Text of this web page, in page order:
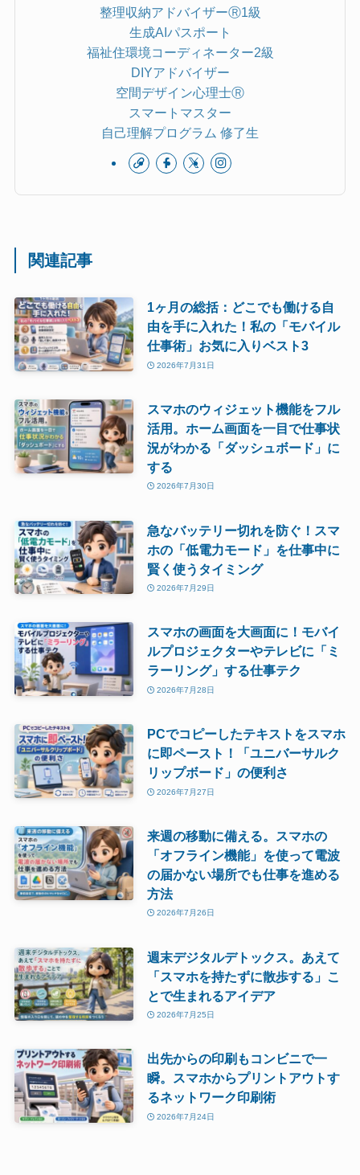
整理収納アドバイザーⓇ1級
生成AIパスポート
福祉住環境コーディネーター2級
DIYアドバイザー
空間デザイン心理士Ⓡ
スマートマスター
自己理解プログラム 修了生
関連記事
1ヶ月の総括：どこでも働ける自
由を手に入れた！私の「モバイル
仕事術」お気に入りベスト3
2026年7月31日
スマホのウィジェット機能をフル
活用。ホーム画面を一目で仕事状
況がわかる「ダッシュボード」に
する
2026年7月30日
急なバッテリー切れを防ぐ！スマ
ホの「低電力モード」を仕事中に
賢く使うタイミング
2026年7月29日
スマホの画面を大画面に！モバイ
ルプロジェクターやテレビに「ミ
ラーリング」する仕事テク
2026年7月28日
PCでコピーしたテキストをスマホ
に即ペースト！「ユニバーサルク
リップボード」の便利さ
2026年7月27日
来週の移動に備える。スマホの
「オフライン機能」を使って電波
の届かない場所でも仕事を進める
方法
2026年7月26日
週末デジタルデトックス。あえて
「スマホを持たずに散歩する」こ
とで生まれるアイデア
2026年7月25日
出先からの印刷もコンビニで一
瞬。スマホからプリントアウトす
るネットワーク印刷術
2026年7月24日